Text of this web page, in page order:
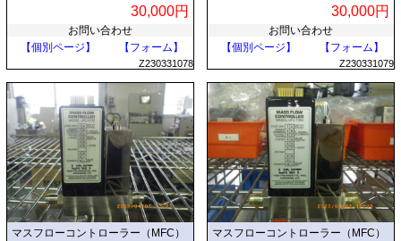
30,000円
お問い合わせ
【個別ページ】
【フォーム】
Z230331078
30,000円
お問い合わせ
【個別ページ】
【フォーム】
Z230331079
マスフローコントローラー（MFC） マスフローコントローラー（MFC）